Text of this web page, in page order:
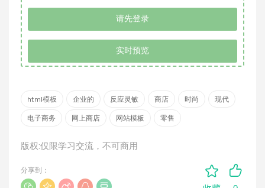
请先登录
实时预览
html模板 企业的 反应灵敏 商店 时尚 现代
电子商务 网上商店 网站模板 零售
版权:仅限学习交流，不可商用
分享到：